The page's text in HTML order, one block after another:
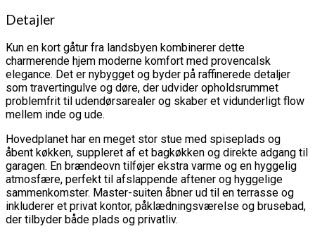
Detajler
Kun en kort gåtur fra landsbyen kombinerer dette
charmerende hjem moderne komfort med provencalsk
elegance. Det er nybygget og byder på raffinerede detaljer
som travertingulve og døre, der udvider opholdsrummet
problemfrit til udendørsarealer og skaber et vidunderligt flow
mellem inde og ude.
Hovedplanet har en meget stor stue med spiseplads og
åbent køkken, suppleret af et bagkøkken og direkte adgang til
garagen. En brændeovn tilføjer ekstra varme og en hyggelig
atmosfære, perfekt til afslappende aftener og hyggelige
sammenkomster. Master-suiten åbner ud til en terrasse og
inkluderer et privat kontor, påklædningsværelse og brusebad,
der tilbyder både plads og privatliv.